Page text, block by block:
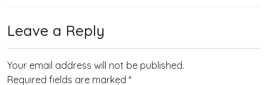
Leave a Reply
Your email address will not be published.
Required fields are marked *